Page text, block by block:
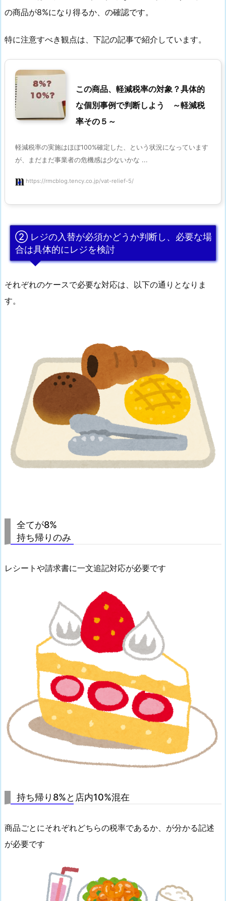
の商品が8%になり得るか、の確認です。
特に注意すべき観点は、下記の記事で紹介しています。
この商品、軽減税率の対象？具体的
な個別事例で判断しよう ～軽減税
率その５～
軽減税率の実施はほぼ100%確定した、という状況になっています
が、まだまだ事業者の危機感は少ないかな ...
https://rmcblog.tency.co.jp/vat-relief-5/
② レジの入替が必須かどうか判断し、必要な場
合は具体的にレジを検討
それぞれのケースで必要な対応は、以下の通りとなりま
す。
全てが8%
持ち帰りのみ
レシートや請求書に一文追記対応が必要です
持ち帰り8%と店内10%混在
商品ごとにそれぞれどちらの税率であるか、が分かる記述
が必要です